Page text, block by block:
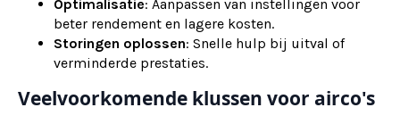
Optimalisatie: Aanpassen van instellingen voor
beter rendement en lagere kosten.
Storingen oplossen: Snelle hulp bij uitval of
verminderde prestaties.
Veelvoorkomende klussen voor airco's